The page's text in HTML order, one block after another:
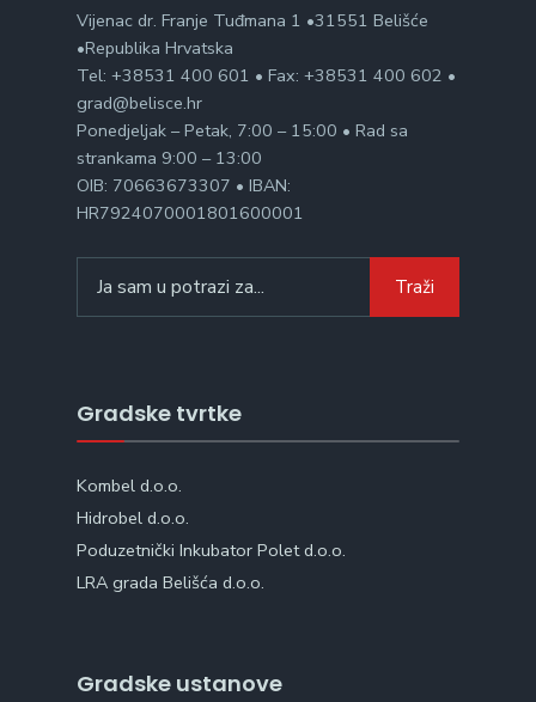
Vijenac dr. Franje Tuđmana 1 •31551 Belišće
•Republika Hrvatska
Tel: +38531 400 601 • Fax: +38531 400 602 •
grad@belisce.hr
Ponedjeljak – Petak, 7:00 – 15:00 • Rad sa
strankama 9:00 – 13:00
OIB: 70663673307 • IBAN:
HR7924070001801600001
for:
Traži
Gradske tvrtke
Kombel d.o.o.
Hidrobel d.o.o.
Poduzetnički Inkubator Polet d.o.o.
LRA grada Belišća d.o.o.
Gradske ustanove